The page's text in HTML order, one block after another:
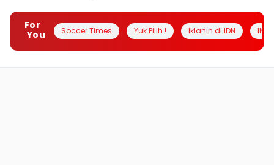
For
You
Soccer Times Yuk Pilih ! Iklanin di IDN